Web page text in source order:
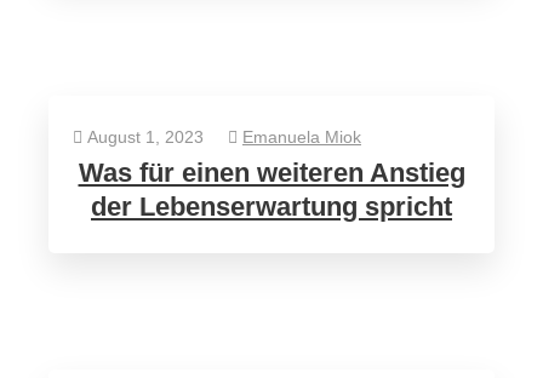
August 1, 2023 Emanuela Miok
Was für einen weiteren Anstieg
der Lebenserwartung spricht